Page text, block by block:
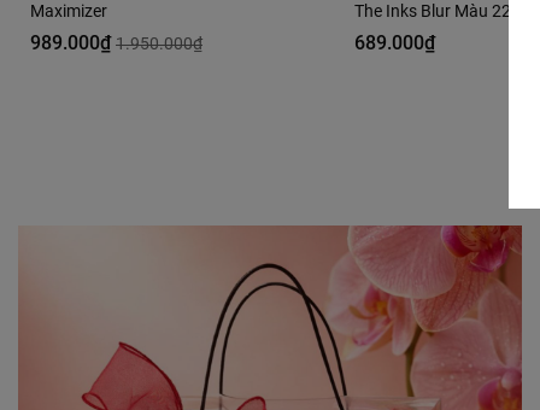
Maximizer
989.000₫ 1.950.000₫
The Inks Blur Màu 220
Thrill Hồng Dâu - 5.5ml -
Hàng Duty
689.000₫